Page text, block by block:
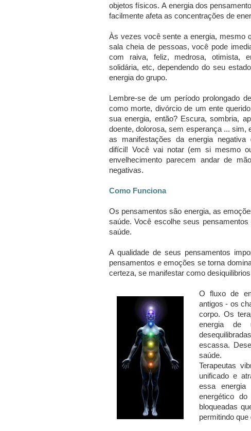
objetos físicos.A energia dos
facilmente afeta as concentrações de
Às vezes você sente a energia, mesmo
sala cheia de pessoas, você pode
com raiva, feliz, medrosa, otimista,
solidária, etc, dependendo do seu
energia do grupo.
Lembre-se de um período prolongado
como morte, divórcio de um ente
sua energia, então? Escura, sombria,
doente, dolorosa, sem esperança ...
as manifestações da energia
difícil! Você vai notar (em si mesmo
envelhecimento parecem andar de
negativas.
Como Funciona
Os pensamentos são energia, as
saúde.Você escolhe seus
saúde.
A qualidade de seus pensamentos
pensamentos e emoções se torna
certeza, se manifestar como
O fluxo de
antigos - os
corpo. Os
energia de
escassa.
saúde.
Terapeutas
unificado e
essa
energético do
bloqueadas
permitindo